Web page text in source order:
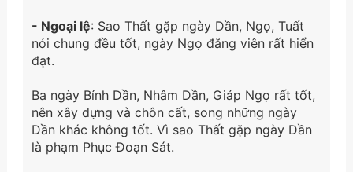
- Ngoại lệ: Sao Thất gặp ngày Dần, Ngọ, Tuất
nói chung đều tốt, ngày Ngọ đăng viên rất hiển
đạt.
Ba ngày Bính Dần, Nhâm Dần, Giáp Ngọ rất tốt,
nên xây dựng và chôn cất, song những ngày
Dần khác không tốt. Vì sao Thất gặp ngày Dần
là phạm Phục Đoạn Sát.